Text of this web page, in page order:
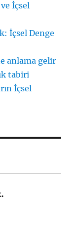
İçsel
İçsel Denge
anlama gelir
tabiri
İçsel